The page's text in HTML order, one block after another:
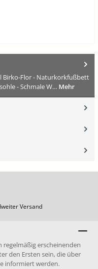
Birko-Flor - Naturkorkfußbett
- Schmale W… Mehr
Versand
regelmäßig erscheinenden
den Ersten sein, die über
informiert werden.